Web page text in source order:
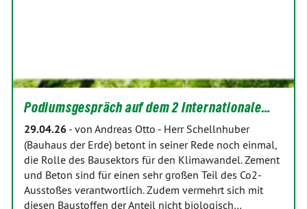
Podiumsgespräch auf dem 2 Internationale…
29.04.26 - von Andreas Otto - Herr Schellnhuber
(Bauhaus der Erde) betont in seiner Rede noch einmal,
die Rolle des Bausektors für den Klimawandel. Zement
und Beton sind für einen sehr großen Teil des Co2-
Ausstoßes verantwortlich. Zudem vermehrt sich mit
diesen Baustoffen der Anteil nicht biologisch…